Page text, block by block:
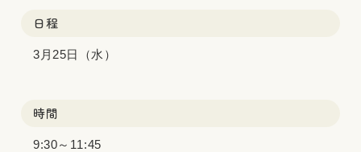
日程
3月25日（水）
時間
9:30～11:45